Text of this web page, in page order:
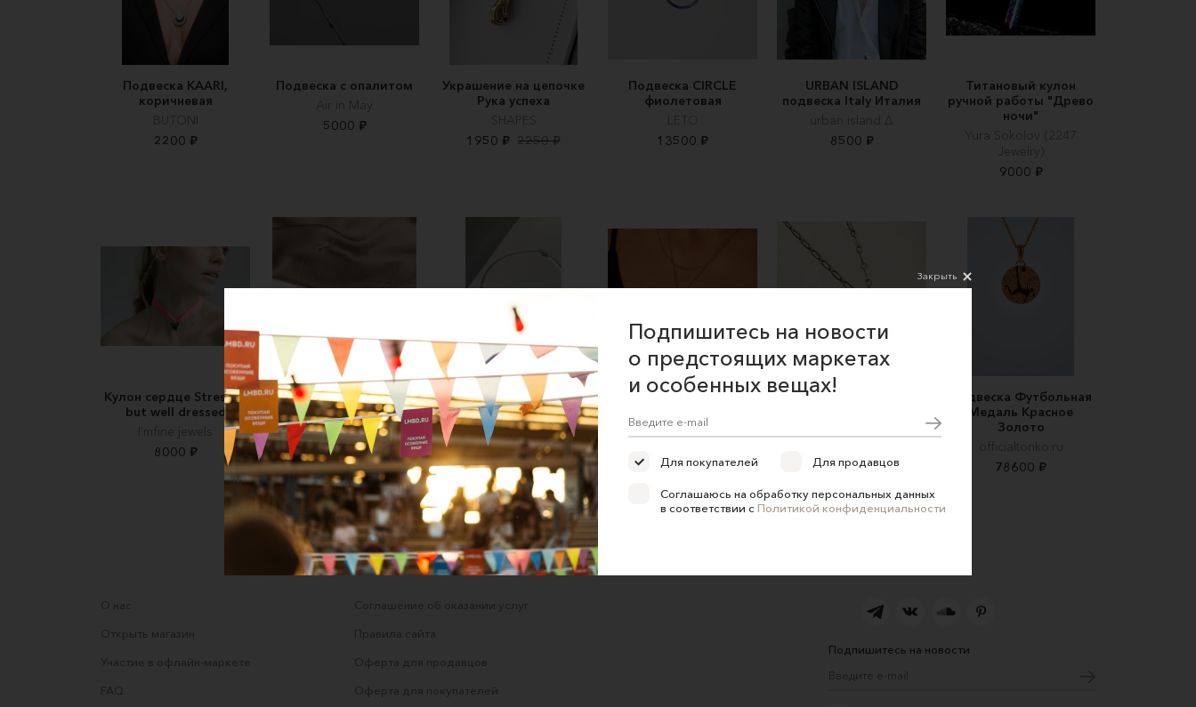
Подвеска KAARI,
коричневая
BUTONI
2200 ₽
Подвеска с опалитом
Air in May
5000 ₽
Украшение на цепочке
Рука успеха
SHAPES
1950 ₽ 2250 ₽
Подвеска CIRCLE
фиолетовая
LETO
13500 ₽
URBAN ISLAND
подвеска Italy Италия
urban island ∆
8500 ₽
Титановый кулон
ручной работы "Древо
ночи"
Yura Sokolov (2247
Jewelry)
9000 ₽
Кулон сердце Stressed
but well dressed
I'mfine jewels
8000 ₽
Колье с цирконами
«Purple Heart»
BLESK ROOM
3500 ₽
Подвеска сердечко из
розового бисера
veravera_jewellery
1840 ₽
Подвеска серебряная
Minanqari
Кулон с барочным
Подвеска Футбольная
Медаль Красное
Золото
officialtonko.ru
78600 ₽
О нас
Открыть магазин
Участие в офлайн-маркете
FAQ
Соглашение об оказании услуг
Правила сайта
Оферта для продавцов
Оферта для покупателей
Подпишитесь на новости
Закрыть
Подпишитесь на новости
о предстоящих маркетах
и особенных вещах!
Для покупателей Для продавцов
Соглашаюсь на обработку персональных данных
в соответствии с Политикой конфиденциальности